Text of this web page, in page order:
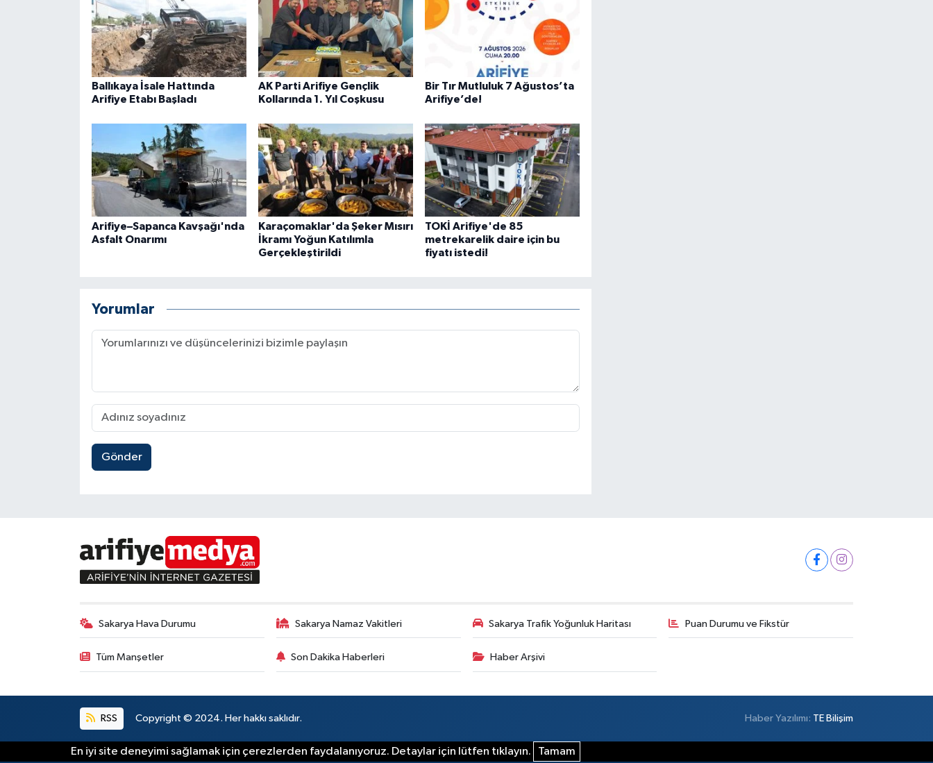
Ballıkaya İsale Hattında
Arifiye Etabı Başladı
AK Parti Arifiye Gençlik
Kollarında 1. Yıl Coşkusu
Bir Tır Mutluluk 7 Ağustos’ta
Arifiye’de!
Arifiye–Sapanca Kavşağı'nda
Asfalt Onarımı
Karaçomaklar'da Şeker Mısırı
İkramı Yoğun Katılımla
Gerçekleştirildi
TOKİ Arifiye'de 85
metrekarelik daire için bu
fiyatı istedi!
Yorumlar
Gönder
Sakarya Hava Durumu Sakarya Namaz Vakitleri Sakarya Trafik Yoğunluk Haritası Puan Durumu ve Fikstür
Tüm Manşetler Son Dakika Haberleri Haber Arşivi
RSS Copyright © 2024. Her hakkı saklıdır. Haber Yazılımı: TE Bilişim
En iyi site deneyimi sağlamak için çerezlerden faydalanıyoruz. Detaylar için lütfen tıklayın. Tamam